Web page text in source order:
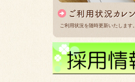
ご利用状況を随時更新いたします。